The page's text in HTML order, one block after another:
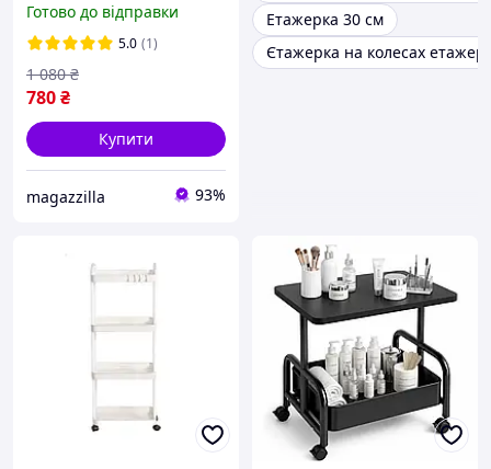
візок для салону краси, 60
см
Готово до відправки
5.0 (1)
780₴
1 080 ₴
Купити
magazzilla 93%
Етажерка 30 см
Єтажерка на колесах